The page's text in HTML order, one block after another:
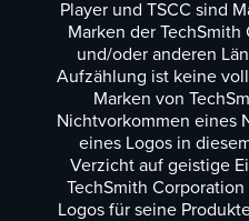
Player und TSCC sind
Marken der
und/oder anderen
Aufzählung ist keine
Marken von
Nichtvorkommen eines
eines Logos in
Verzicht auf geistige
TechSmith
Logos für seine